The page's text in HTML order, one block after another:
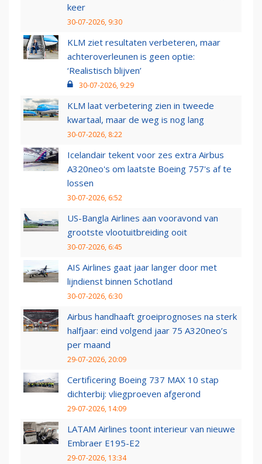
keer
30-07-2026, 9:30
KLM ziet resultaten verbeteren, maar
achteroverleunen is geen optie:
‘Realistisch blijven’
30-07-2026, 9:29
KLM laat verbetering zien in tweede
kwartaal, maar de weg is nog lang
30-07-2026, 8:22
Icelandair tekent voor zes extra Airbus
A320neo's om laatste Boeing 757's af te
lossen
30-07-2026, 6:52
US-Bangla Airlines aan vooravond van
grootste vlootuitbreiding ooit
30-07-2026, 6:45
AIS Airlines gaat jaar langer door met
lijndienst binnen Schotland
30-07-2026, 6:30
Airbus handhaaft groeiprognoses na sterk
halfjaar: eind volgend jaar 75 A320neo’s
per maand
29-07-2026, 20:09
Certificering Boeing 737 MAX 10 stap
dichterbij: vliegproeven afgerond
29-07-2026, 14:09
LATAM Airlines toont interieur van nieuwe
Embraer E195-E2
29-07-2026, 13:34